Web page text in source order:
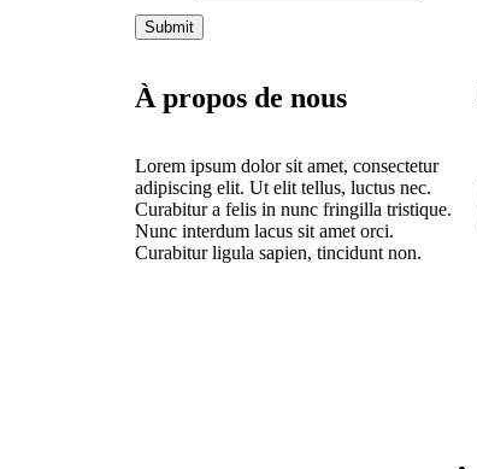
À propos de nous
Lorem ipsum dolor sit amet, consectetur
adipiscing elit. Ut elit tellus, luctus nec.
Curabitur a felis in nunc fringilla tristique.
Nunc interdum lacus sit amet orci.
Curabitur ligula sapien, tincidunt non.